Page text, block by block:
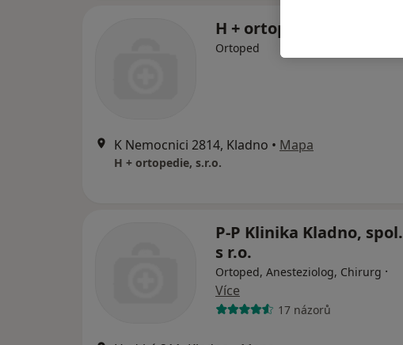
H + ortopedie, s.r.o.
Ortoped
K Nemocnici 2814, Kladno • Mapa
H + ortopedie, s.r.o.
P-P Klinika Kladno, spol.
s r.o.
Ortoped, Anesteziolog, Chirurg ·
Více
17 názorů